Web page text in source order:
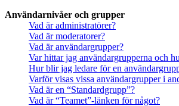
Användarnivåer och grupper
Vad är administratörer?
Vad är moderatorer?
Vad är användargrupper?
Var hittar jag användargrupperna och
Hur blir jag ledare för en
Varför visas vissa användargrupper i
Vad är en “Standardgrupp”?
Vad är “Teamet”-länken för något?